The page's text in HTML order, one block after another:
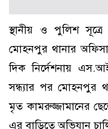
স্থানীয় ও পুলিশ
মোহনপুর থানার
দিক নির্দেশনায়
সন্ধ্যার পর মোহনপুর
মৃত কামরুজ্জামানের
এর বাড়িতে অভিযান